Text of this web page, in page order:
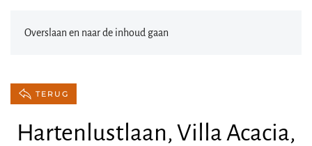
Overslaan en naar de inhoud gaan
TERUG
Hartenlustlaan, Villa Acacia,